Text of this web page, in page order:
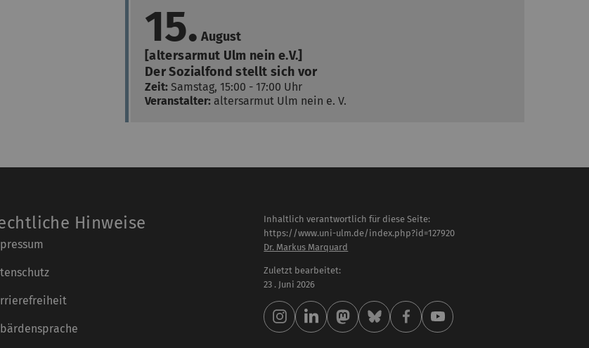
15. August
[altersarmut Ulm nein e.V.]
Der Sozialfond stellt sich vor
Zeit: Samstag, 15:00 - 17:00 Uhr
Veranstalter: altersarmut Ulm nein e. V.
Hinweise
Inhaltlich verantwortlich für diese Seite:
https://www.uni-ulm.de/index.php?id=127920
Dr. Markus Marquard
Zuletzt bearbeitet:
23 . Juni 2026